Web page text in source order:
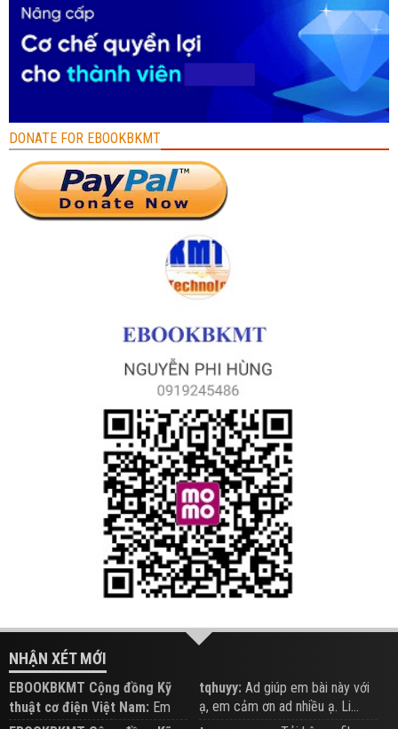
DONATE FOR EBOOKBKMT
NHẬN XÉT MỚI
EBOOKBKMT Cộng đồng Kỹ
thuật cơ điện Việt Nam: Em
tqhuyy: Ad giúp em bài này với
ạ, em cảm ơn ad nhiều ạ. Li...